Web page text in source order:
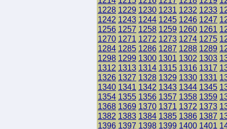
1228 1229 1230 1231 1232 1233
1242 1243 1244 1245 1246 1247
1256 1257 1258 1259 1260 1261
1270 1271 1272 1273 1274 1275
1284 1285 1286 1287 1288 1289
1298 1299 1300 1301 1302 1303
1312 1313 1314 1315 1316 1317
1326 1327 1328 1329 1330 1331
1340 1341 1342 1343 1344 1345
1354 1355 1356 1357 1358 1359
1368 1369 1370 1371 1372 1373
1382 1383 1384 1385 1386 1387
1396 1397 1398 1399 1400 1401